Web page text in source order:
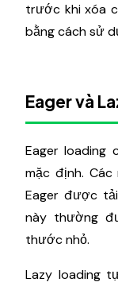
trước khi xóa
bằng cách sử
Eager và
Eager loading
mặc định.
Eager được
này thường
thước nhỏ.
Lazy loading